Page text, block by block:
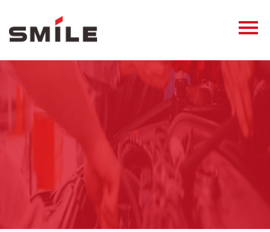
Продукция
О нас
Контакты